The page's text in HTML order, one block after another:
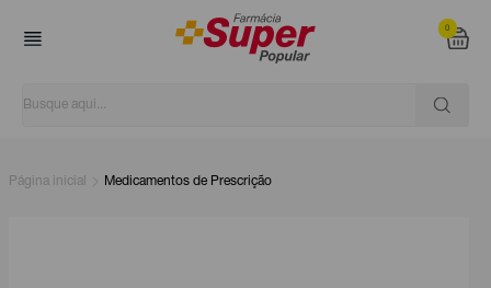
0
Página inicial Medicamentos de Prescrição